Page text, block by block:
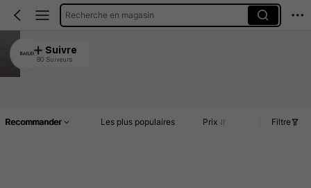
Recherche en magasin
BAILEI
4.93
Suivre
80 Suiveurs
Recommander Les plus populaires Prix Filtre